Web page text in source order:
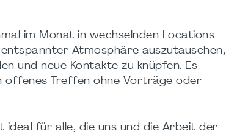
im Monat in wechselnden Locations
entspannter Atmosphäre auszutauschen,
und neue Kontakte zu knüpfen. Es
offenes Treffen ohne Vorträge oder
ideal für alle, die uns und die Arbeit der